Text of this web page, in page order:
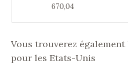
670,04
Vous trouverez
pour les Etats-Unis